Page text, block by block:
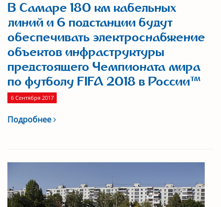
В Самаре 180 км кабельных
линий и 6 подстанции будут
обеспечивать электроснабжение
объектов инфраструктуры
предстоящего Чемпионата мира
по футболу FIFA 2018 в России™
6 Сентября 2017
Подробнее